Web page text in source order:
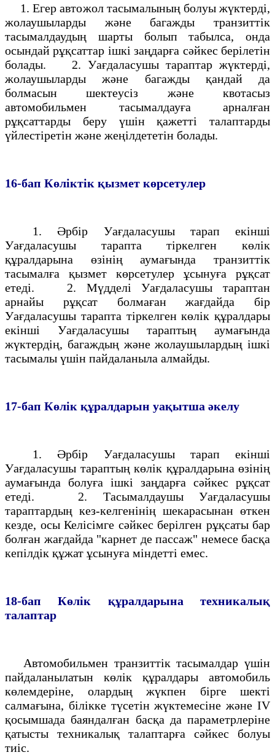
1. Егер автожол тасымалының болуы жүктердi,
жолаушыларды және багажды транзиттiк
тасымалдаудың шарты болып табылса, онда
осындай рұқсаттар iшкi заңдарға сәйкес берiлетiн
болады. 2. Уағдаласушы тараптар жүктердi,
жолаушыларды және багажды қандай да
болмасын шектеусiз және квотасыз
автомобильмен тасымалдауға арналған
рұқсаттарды беру үшiн қажеттi талаптарды
үйлестiретiн және жеңiлдететiн болады.
16-бап Көлiктiк қызмет көрсетулер
1. Әрбiр Уағдаласушы тарап екiншi
Уағдаласушы тарапта тiркелген көлiк
құралдарына өзiнің аумағында транзиттiк
тасымалға қызмет көрсетулеp ұсынуға рұқсат
етедi. 2. Мүдделi Уағдаласушы тараптан
арнайы рұқсат болмаған жағдайда бiр
Уағдаласушы тарапта тiркелген көлiк құралдары
екiншi Уағдаласушы тараптың аумағында
жүктердің, багаждың және жолаушылардың ішкі
тасымалы үшiн пайдаланыла алмайды.
17-бап Көлiк құралдарын уақытша әкелу
1. Әрбiр Уағдаласушы тарап екiншi
Уағдаласушы тараптың көлiк құралдарына өзiнің
аумағында болуға iшкi заңдарға сәйкес рұқсат
етедi. 2. Тасымалдаушы Уағдаласушы
тараптардың кез-келгенiнің шекарасынан өткен
кезде, осы Келiсімге сәйкес берiлген рұқсаты бар
болған жағдайда "карнет де пассаж" немесе басқа
кепiлдiк құжат ұсынуға мiндеттi емес.
18-бап
Көлiк құралдарына техникалық
талаптар
Автомобильмен транзиттiк тасымалдар үшiн
пайдаланылатын көлiк құралдары автомобиль
көлемдерiне, олардың жүкпен бiрге шектi
салмағына, бiлiкке түсетiн жүктемесiне және IV
қосымшада баяндалған басқа да параметрлерiне
қатысты техникалық талаптарға сәйкес болуы
тиiс.